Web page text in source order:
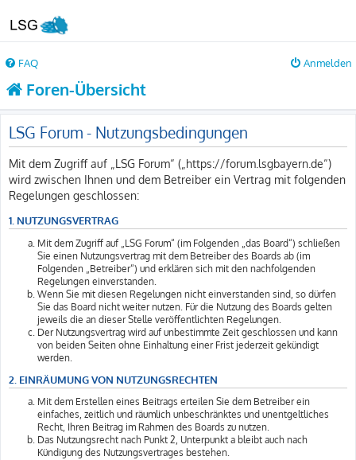
FAQ Anmelden
Foren-Übersicht
LSG Forum - Nutzungsbedingungen
Mit dem Zugriff auf „LSG Forum“ („https://forum.lsgbayern.de“)
wird zwischen Ihnen und dem Betreiber ein Vertrag mit folgenden
Regelungen geschlossen:
1. NUTZUNGSVERTRAG
Mit dem Zugriff auf „LSG Forum“ (im Folgenden „das Board“) schließen
Sie einen Nutzungsvertrag mit dem Betreiber des Boards ab (im
Folgenden „Betreiber“) und erklären sich mit den nachfolgenden
Regelungen einverstanden.
Wenn Sie mit diesen Regelungen nicht einverstanden sind, so dürfen
Sie das Board nicht weiter nutzen. Für die Nutzung des Boards gelten
jeweils die an dieser Stelle veröffentlichten Regelungen.
Der Nutzungsvertrag wird auf unbestimmte Zeit geschlossen und kann
von beiden Seiten ohne Einhaltung einer Frist jederzeit gekündigt
werden.
2. EINRÄUMUNG VON NUTZUNGSRECHTEN
Mit dem Erstellen eines Beitrags erteilen Sie dem Betreiber ein
einfaches, zeitlich und räumlich unbeschränktes und unentgeltliches
Recht, Ihren Beitrag im Rahmen des Boards zu nutzen.
Das Nutzungsrecht nach Punkt 2, Unterpunkt a bleibt auch nach
Kündigung des Nutzungsvertrages bestehen.